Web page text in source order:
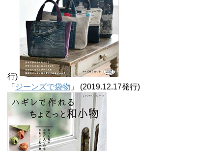
行)
「 ジーンズで袋物 」 (2019.12.17発行)